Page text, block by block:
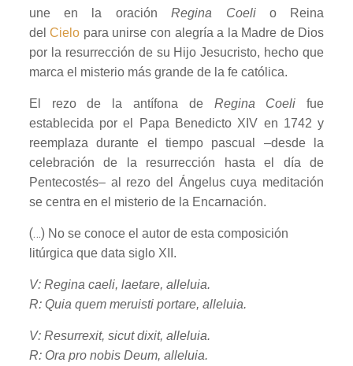
une en la oraciónRegina Coelio Reina
delCielo para unirse con alegría a la Madre de Dios
por la resurrección de su Hijo Jesucristo, hecho que
marca el misterio más grande de la fe católica.
El rezo de la antífona de Regina Coeli fue
establecida por el Papa Benedicto XIV en 1742 y
reemplaza durante el tiempo pascual –desde la
celebración de la resurrección hasta el día de
Pentecostés– al rezo del Ángelus cuya meditación
se centra en el misterio de la Encarnación.
(…) No se conoce el autor de esta composición
litúrgica que data siglo XII.
V: Regina caeli, laetare, alleluia.
R: Quia quem meruisti portare, alleluia.
V: Resurrexit, sicut dixit, alleluia.
R: Ora pro nobis Deum, alleluia.